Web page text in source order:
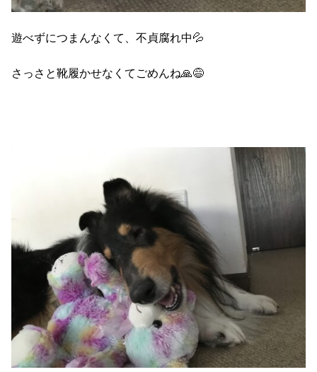
遊べずにつまんなくて、不貞腐れ中💦
さっさと靴履かせなくてごめんね🙏😅